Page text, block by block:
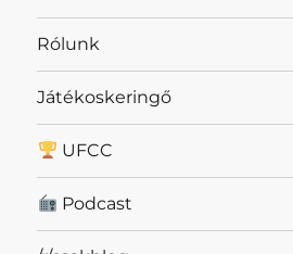
Rólunk
Játékoskeringő
UFCC
Podcast